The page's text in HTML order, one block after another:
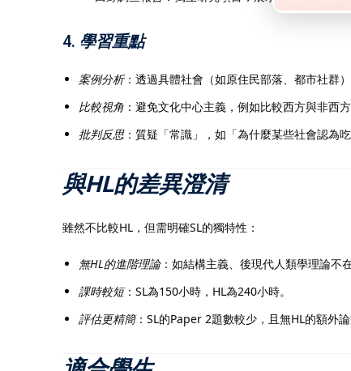
4. 學習重點
案例分析：透過具體社會（如原住民部落、都市社群
比較視角 ：避免文化中心主義，例如比較西方與非西方
批判反思：質疑「常識」，如「為什麼某些社會認為吃
與HL的差異澄清
雖然不比較HL，但需明確SL的獨特性：
無HL的進階理論：如結構主義、後現代人類學理論不在
課時較短：SL為150小時，HL為240小時。
評估更精簡：SL的Paper 2題數較少，且無HL的額外論